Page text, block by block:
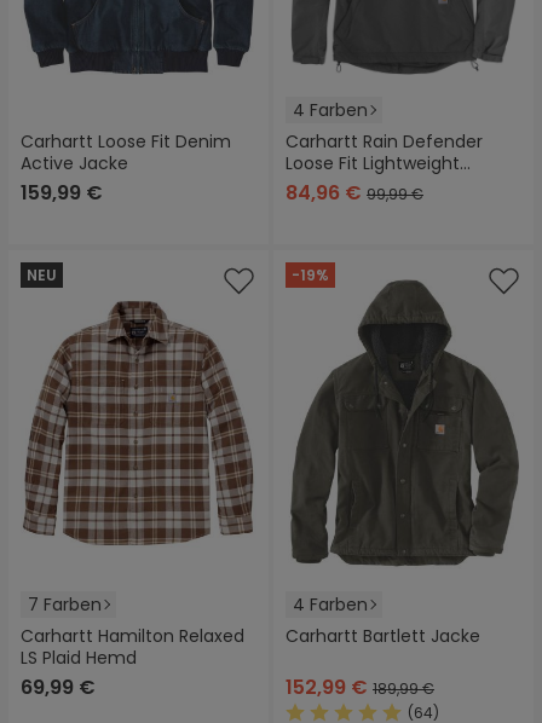
Carhartt Loose Fit Denim
Active Jacke
159,99 €
4 Farben
Carhartt Rain Defender
Loose Fit Lightweight
Packable Jacke
84,96 € 99,99 €
NEU
7 Farben
Carhartt Hamilton Relaxed
LS Plaid Hemd
69,99 €
-19%
4 Farben
Carhartt Bartlett Jacke
152,99 € 189,99 €
(64)